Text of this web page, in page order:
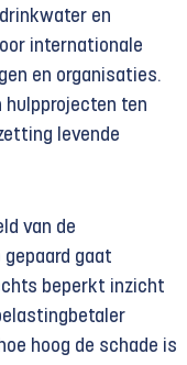
en
internationale
en organisaties.
hulpprojecten ten
levende
van de
gaat
beperkt inzicht
hoog de schade is